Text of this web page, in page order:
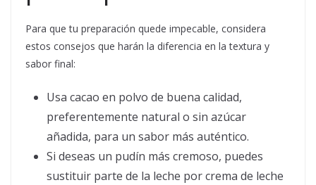
Para que tu preparación quede impecable, considera
estos consejos que harán la diferencia en la textura y
sabor final:
Usa cacao en polvo de buena calidad,
preferentemente natural o sin azúcar
añadida, para un sabor más auténtico.
Si deseas un pudín más cremoso, puedes
sustituir parte de la leche por crema de leche